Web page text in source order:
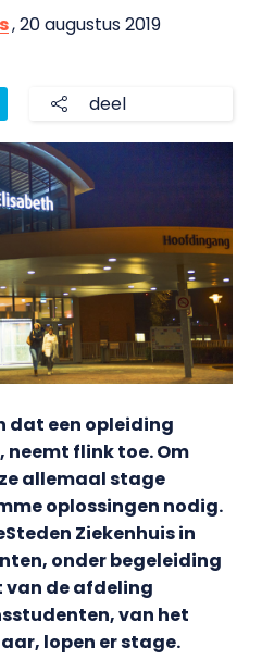
, 20 augustus 2019
deel
dat een opleiding
flink toe. Om
allemaal stage
oplossingen nodig.
Ziekenhuis in
onder begeleiding
van de afdeling
van het
lopen er stage.